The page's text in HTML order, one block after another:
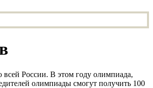
всей России. В этом году олимпиада,
олимпиады смогут получить 100